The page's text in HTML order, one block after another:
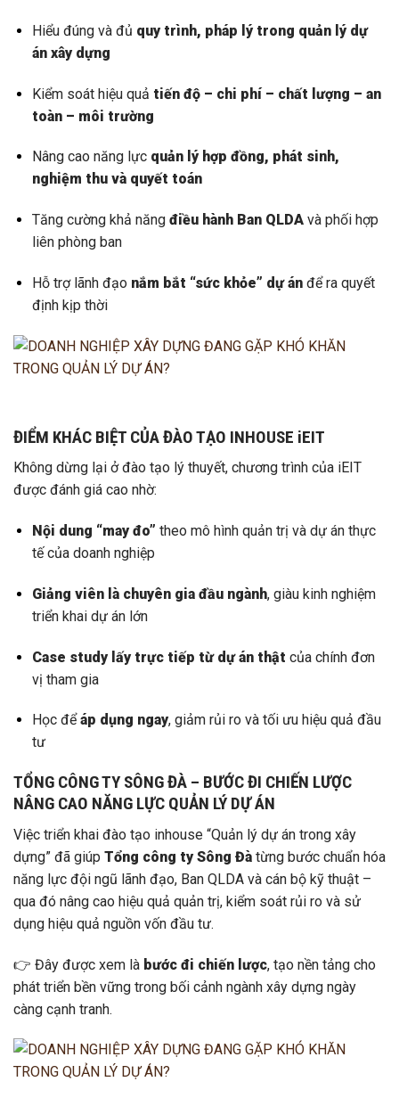
Hiểu đúng và đủ quy trình, pháp lý trong quản lý dự
án xây dựng
Kiểm soát hiệu quả tiến độ – chi phí – chất lượng – an
toàn – môi trường
Nâng cao năng lực quản lý hợp đồng, phát sinh,
nghiệm thu và quyết toán
Tăng cường khả năng điều hành Ban QLDAvà phối hợp
liên phòng ban
Hỗ trợ lãnh đạo nắm bắt “sức khỏe” dự ánđể ra quyết
định kịp thời
ĐIỂM KHÁC BIỆT CỦA ĐÀO TẠO INHOUSE iEIT
Không dừng lại ở đào tạo lý thuyết, chương trình của iEIT
được đánh giá cao nhờ:
Nội dung “may đo” theo mô hình quản trị và dự án thực
tế của doanh nghiệp
Giảng viên là chuyên gia đầu ngành, giàu kinh nghiệm
triển khai dự án lớn
Case study lấy trực tiếp từ dự án thật của chính đơn
vị tham gia
Học đểáp dụng ngay, giảm rủi ro và tối ưu hiệu quả đầu
tư
TỔNG CÔNG TY SÔNG ĐÀ – BƯỚC ĐI CHIẾN LƯỢC
NÂNG CAO NĂNG LỰC QUẢN LÝ DỰ ÁN
Việc triển khai đào tạo inhouse “Quản lý dự án trong xây
dựng” đã giúp Tổng công ty Sông Đà từng bước chuẩn hóa
năng lực đội ngũ lãnh đạo, Ban QLDA và cán bộ kỹ thuật –
qua đó nâng cao hiệu quả quản trị, kiểm soát rủi ro và sử
dụng hiệu quả nguồn vốn đầu tư.
👉 Đây được xem là bước đi chiến lược, tạo nền tảng cho
phát triển bền vững trong bối cảnh ngành xây dựng ngày
càng cạnh tranh.